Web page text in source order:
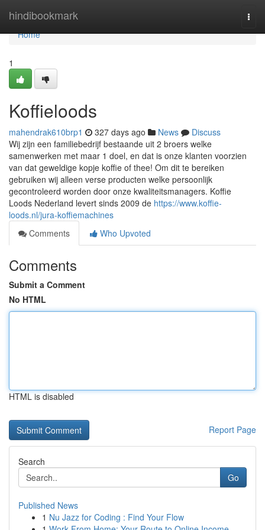
hindibookmark
Home
Home
1
Koffieloods
mahendrak610brp1 327 days ago News
Discuss
Wij zijn een familiebedrijf bestaande uit 2 broers welke
samenwerken met maar 1 doel, en dat is onze klanten voorzien
van dat geweldige kopje koffie of thee! Om dit te bereiken
gebruiken wij alleen verse producten welke persoonlijk
gecontroleerd worden door onze kwaliteitsmanagers. Koffie
Loods Nederland levert sinds 2009 de https://www.koffie-
loods.nl/jura-koffiemachines
Comments
Who Upvoted
Comments
Submit a Comment
No HTML
HTML is disabled
Report Page
Search
Go
Published News
1 Nu Jazz for Coding : Find Your Flow